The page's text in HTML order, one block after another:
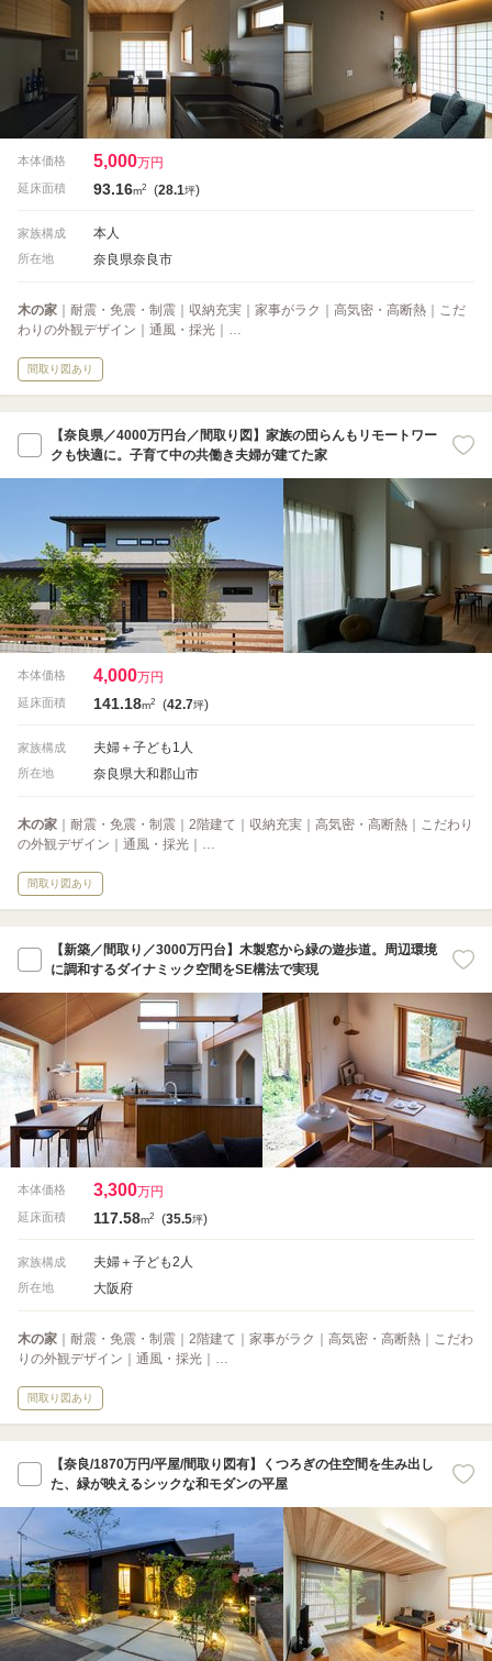
本体価格 5,000万円
延床面積 93.16m2 (28.1坪)
家族構成 本人
所在地 奈良県奈良市
木の家 ｜耐震・免震・制震｜収納充実｜家事がラク｜高気密・高断熱｜こだ
わりの外観デザイン｜通風・採光｜…
間取り図あり
【奈良県／4000万円台／間取り図】家族の団らんもリモートワー
クも快適に。子育て中の共働き夫婦が建てた家
本体価格 4,000万円
延床面積 141.18m2 (42.7坪)
家族構成 夫婦＋子ども1人
所在地 奈良県大和郡山市
木の家 ｜耐震・免震・制震｜2階建て｜収納充実｜高気密・高断熱｜こだわり
の外観デザイン｜通風・採光｜…
間取り図あり
【新築／間取り／3000万円台】木製窓から緑の遊歩道。周辺環境
に調和するダイナミック空間をSE構法で実現
本体価格 3,300万円
延床面積 117.58m2 (35.5坪)
家族構成 夫婦＋子ども2人
所在地 大阪府
木の家 ｜耐震・免震・制震｜2階建て｜家事がラク｜高気密・高断熱｜こだわ
りの外観デザイン｜通風・採光｜…
間取り図あり
【奈良/1870万円/平屋/間取り図有】くつろぎの住空間を生み出し
た、緑が映えるシックな和モダンの平屋